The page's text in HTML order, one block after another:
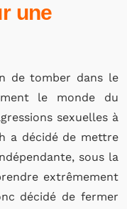
une
de tomber dans le
le monde du
sexuelles à
a décidé de mettre
sous la
extrêmement
décidé de fermer